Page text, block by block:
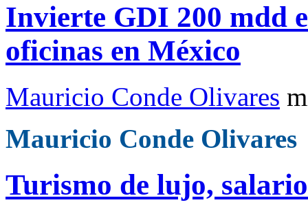
Invierte GDI 200 mdd
oficinas en México
Mauricio Conde Olivares
Mauricio Conde Olivares
Turismo de lujo,